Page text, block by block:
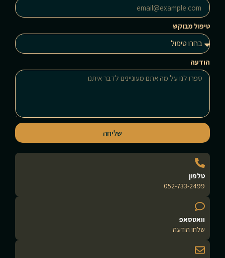
טיפול מבוקש
הודעה
שליחה
טלפון
052-733-2499
וואטסאפ
שלחו הודעה